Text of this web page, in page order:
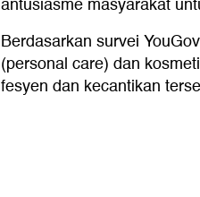
Berdasarkan survei
(personal care) dan
fesyen dan kecantikan